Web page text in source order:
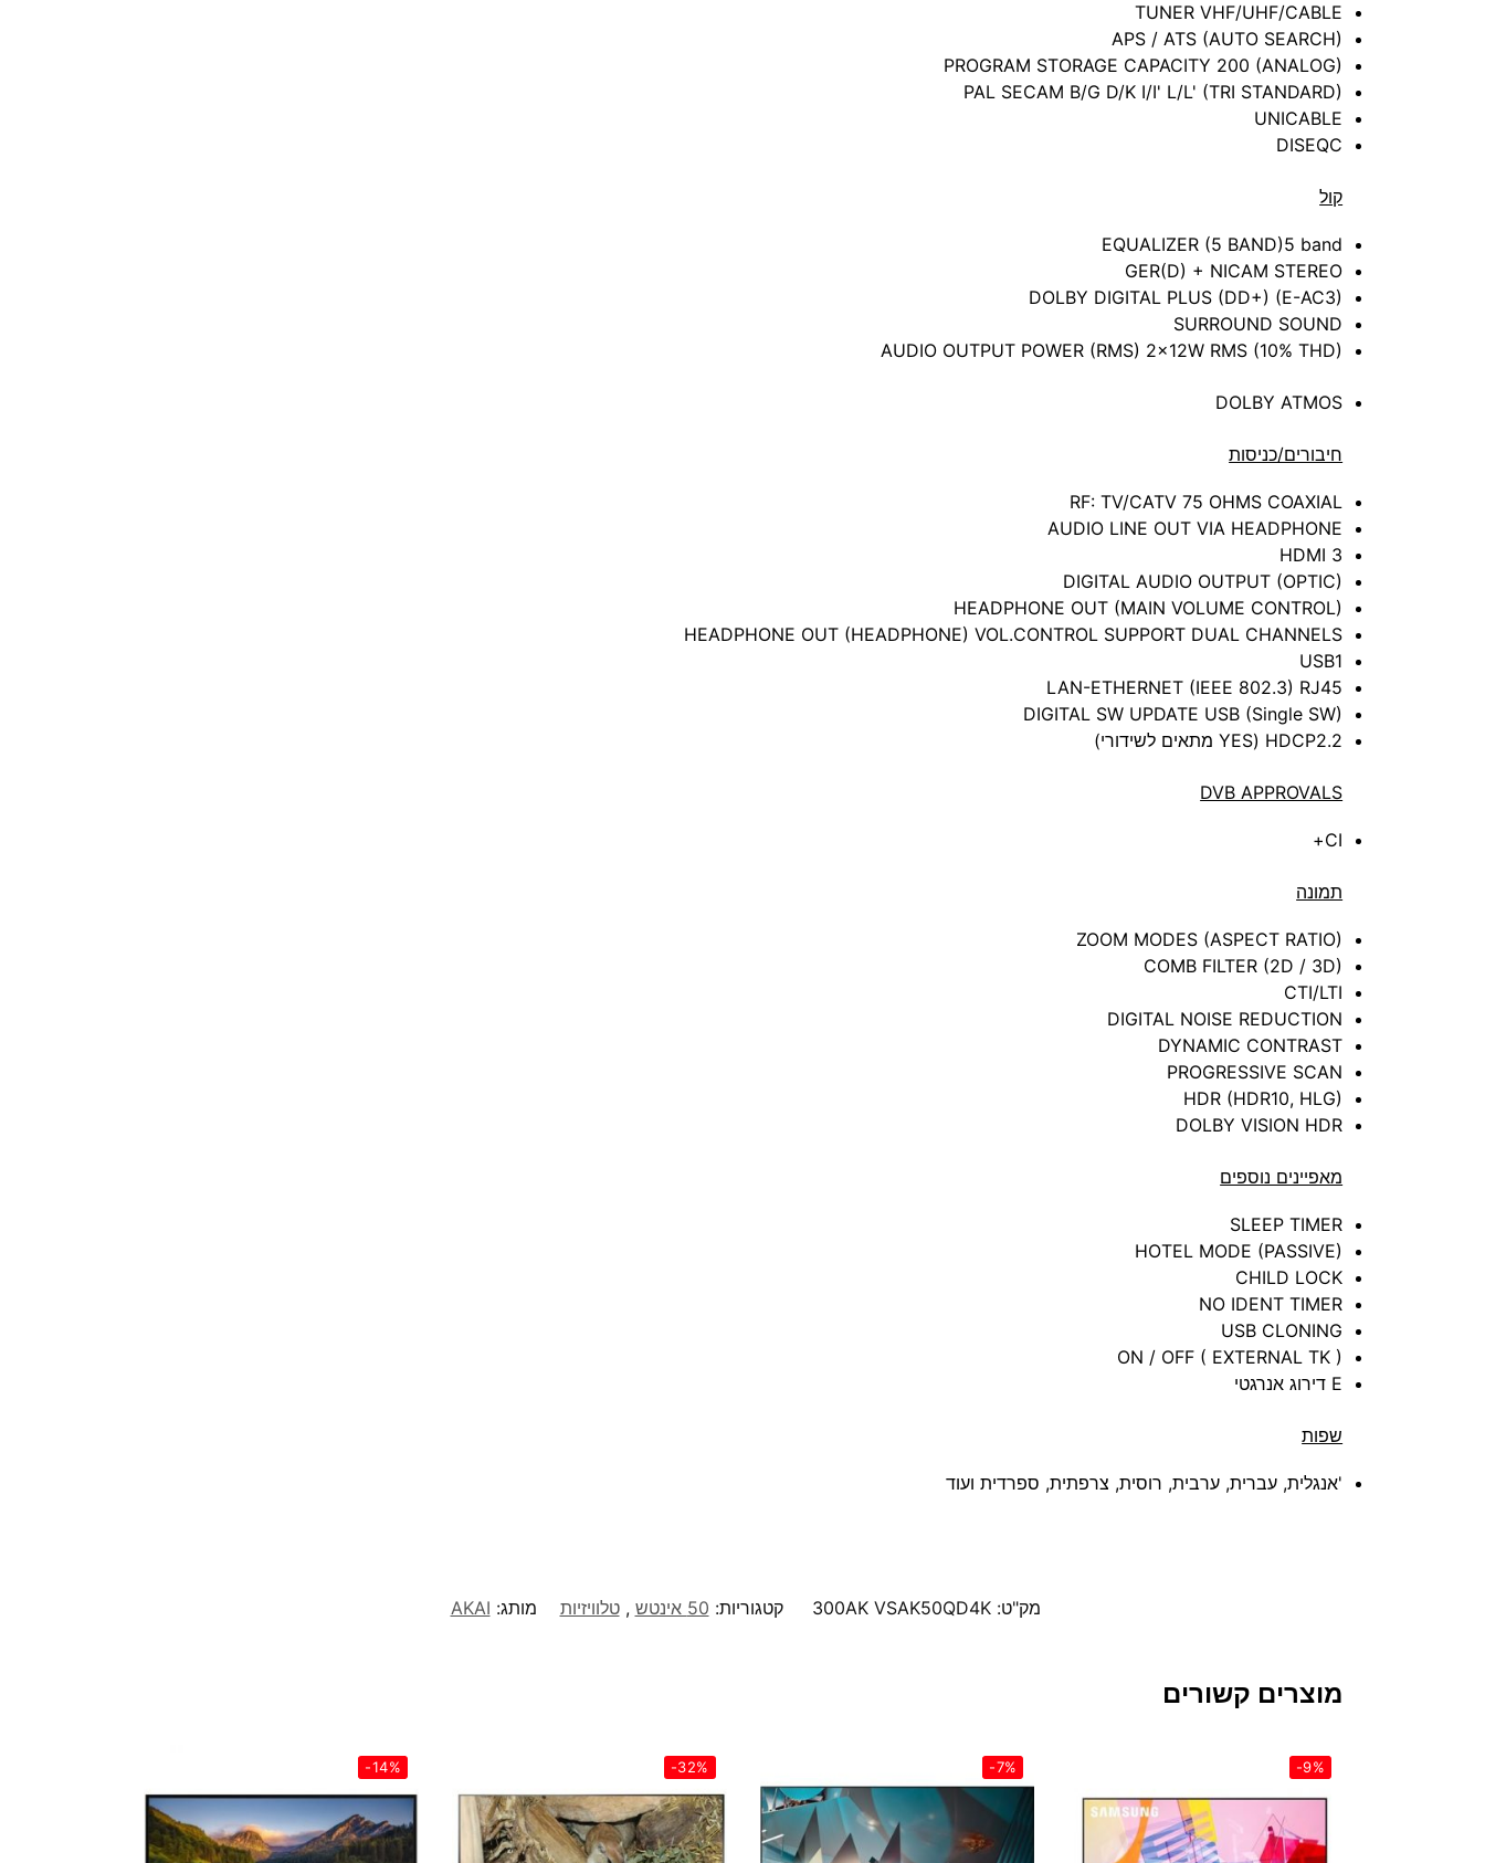
TUNER VHF/UHF/CABLE
APS / ATS (AUTO SEARCH)
PROGRAM STORAGE CAPACITY 200 (ANALOG)
PAL SECAM B/G D/K I/I' L/L' (TRI STANDARD)
UNICABLE
DISEQC
קול
EQUALIZER (5 BAND)5 band
GER(D) + NICAM STEREO
DOLBY DIGITAL PLUS (DD+) (E-AC3)
SURROUND SOUND
AUDIO OUTPUT POWER (RMS) 2x12W RMS (10% THD)
DOLBY ATMOS
חיבורים/כניסות
RF: TV/CATV 75 OHMS COAXIAL
AUDIO LINE OUT VIA HEADPHONE
HDMI 3
DIGITAL AUDIO OUTPUT (OPTIC)
HEADPHONE OUT (MAIN VOLUME CONTROL)
HEADPHONE OUT (HEADPHONE) VOL.CONTROL SUPPORT DUAL CHANNELS
USB1
LAN-ETHERNET (IEEE 802.3) RJ45
DIGITAL SW UPDATE USB (Single SW)
HDCP2.2 (YES מתאים לשידורי)
DVB APPROVALS
CI+
תמונה
ZOOM MODES (ASPECT RATIO)
COMB FILTER (2D / 3D)
CTI/LTI
DIGITAL NOISE REDUCTION
DYNAMIC CONTRAST
PROGRESSIVE SCAN
HDR (HDR10, HLG)
DOLBY VISION HDR
מאפיינים נוספים
SLEEP TIMER
HOTEL MODE (PASSIVE)
CHILD LOCK
NO IDENT TIMER
USB CLONING
ON / OFF ( EXTERNAL TK )
E דירוג אנרגטי
שפות
'אנגלית, עברית, ערבית, רוסית, צרפתית, ספרדית ועוד
מק"ט:300AK VSAK50QD4K קטגוריות: 50 אינטש ,טלוויזיות מותג: AKAI
מוצרים קשורים
-9%
-7%
-32%
-14%